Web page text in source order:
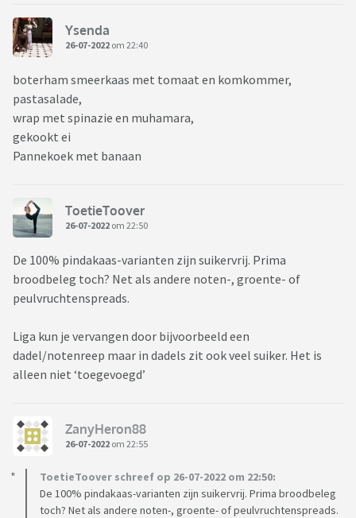
Ysenda
26-07-2022 om 22:40
boterham smeerkaas met tomaat en komkommer,
pastasalade,
wrap met spinazie en muhamara,
gekookt ei
Pannekoek met banaan
ToetieToover
26-07-2022 om 22:50
De 100% pindakaas-varianten zijn suikervrij. Prima
broodbeleg toch? Net als andere noten-, groente- of
peulvruchtenspreads.
Liga kun je vervangen door bijvoorbeeld een
dadel/notenreep maar in dadels zit ook veel suiker. Het is
alleen niet ‘toegevoegd’
ZanyHeron88
26-07-2022 om 22:55
ToetieToover schreef op 26-07-2022 om 22:50:
De 100% pindakaas-varianten zijn suikervrij. Prima broodbeleg
toch? Net als andere noten-, groente- of peulvruchtenspreads.